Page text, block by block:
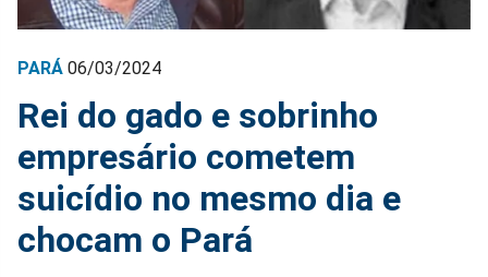
PARÁ 06/03/2024
Rei do gado e sobrinho
empresário cometem
suicídio no mesmo dia e
chocam o Pará